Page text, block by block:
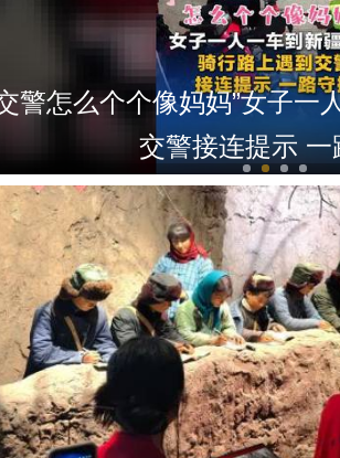
全国青少年女子足球民族团